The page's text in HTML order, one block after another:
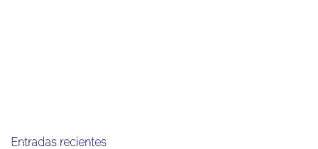
Entradas recientes